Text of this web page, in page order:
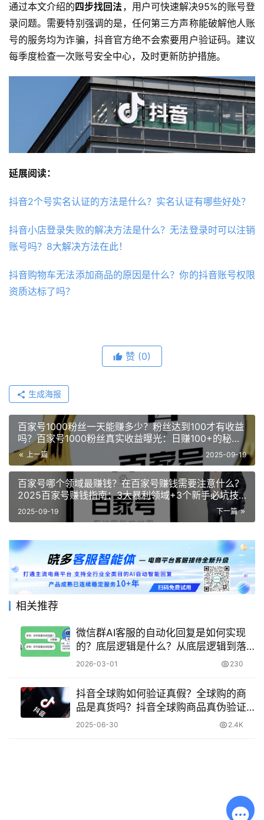
通过本文介绍的四步找回法 ，用户可快速解决95%的账号登
录问题。需要特别强调的是，任何第三方声称能破解他人账
号的服务均为诈骗，抖音官方绝不会索要用户验证码。建议
每季度检查一次账号安全中心，及时更新防护措施。
延展阅读：
抖音2个号实名认证的方法是什么？实名认证有哪些好处？
抖音小店登录失败的解决方法是什么？无法登录时可以注销
账号吗？8大解决方法在此！
抖音购物车无法添加商品的原因是什么？你的抖音账号权限
资质达标了吗？
赞 (0)
生成海报
百家号1000粉丝一天能赚多少？粉丝达到100才有收益
吗？百家号1000粉丝真实收益曝光：日赚100+的秘
诀，100粉就能赚钱？
上一篇 2025-09-19
百家号哪个领域最赚钱？在百家号赚钱需要注意什么？
2025百家号赚钱指南：3大暴利领域+3个新手必坑技
巧！
下一篇
2025-09-19
相关推荐
微信群AI客服的自动化回复是如何实现
的？底层逻辑是什么？从底层逻辑到落
地详解！
2026-03-01 230
抖音全球购如何验证真假？全球购的商
品是真货吗？抖音全球购商品真伪验证
指南：如何辨别真假与保障权益？
2025-06-30 2.4K